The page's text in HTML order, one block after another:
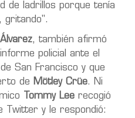
de ladrillos porque tenía
gritando".
, también afirmó
policial ante el
San Francisco y que
de
Mötley Crüe. Ni
Tommy Lee recogió
Twitter y le respondió: